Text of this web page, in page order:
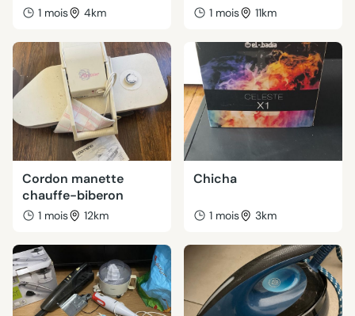
1 mois 4km 1 mois 11km
Cordon manette
chauffe-biberon
1 mois 12km
Chicha
1 mois 3km